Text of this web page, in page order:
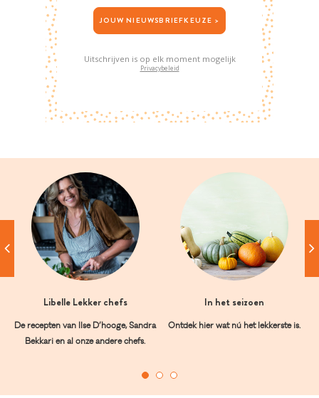
JOUW NIEUWSBRIEFKEUZE >
Uitschrijven is op elk moment mogelijk
Privacybeleid
Libelle Lekker chefs
De recepten van Ilse D’hooge, Sandra
Bekkari en al onze andere chefs.
In het seizoen
Ontdek hier wat nú het lekkerste is.